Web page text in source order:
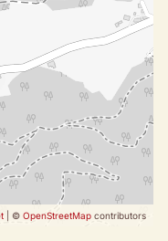
© OpenStreetMap contributors